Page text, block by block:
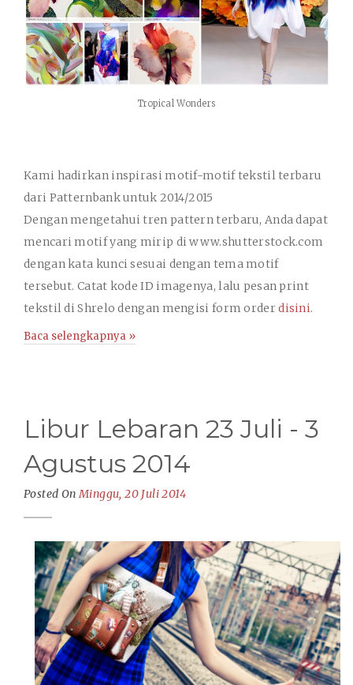
Tropical Wonders
Kami hadirkan inspirasi motif-motif tekstil terbaru
dari Patternbank untuk 2014/2015
Dengan mengetahui tren pattern terbaru, Anda dapat
mencari motif yang mirip di www.shutterstock.com
dengan kata kunci sesuai dengan tema motif
tersebut. Catat kode ID imagenya, lalu pesan print
tekstil di Shrelo dengan mengisi form orderdisini.
Baca selengkapnya »
Libur Lebaran 23 Juli - 3
Agustus 2014
Posted OnMinggu, 20 Juli 2014